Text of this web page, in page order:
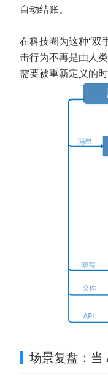
自动结账。
在科技圈为这种“双
击行为不再是由人
需要被重新定义的时
场景复盘：当